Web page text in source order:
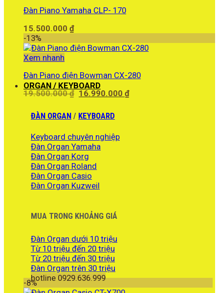
Đàn Piano Yamaha CLP- 170
15.500.000 ₫
-13%
Xem nhanh
Đàn Piano điện Bowman CX-280
19.500.000₫ Giá
là:
19.500.000 ₫.
16.990.000₫Giá
ORGAN / KEYBOARD
ĐÀN ORGAN / KEYBOARD
Keyboard chuyên nghiệp
Đàn Organ Yamaha
Đàn Organ Korg
Đàn Organ Roland
Đàn Organ Casio
Đàn Organ Kuzweil
MUA TRONG KHOẢNG GIÁ
Đàn Organ dưới 10 triệu
Từ 10 triệu đến 20 triệu
Từ 20 triệu đến 30 triệu
Đàn Organ trên 30 triệu
hotline 0929.636.999
-8%